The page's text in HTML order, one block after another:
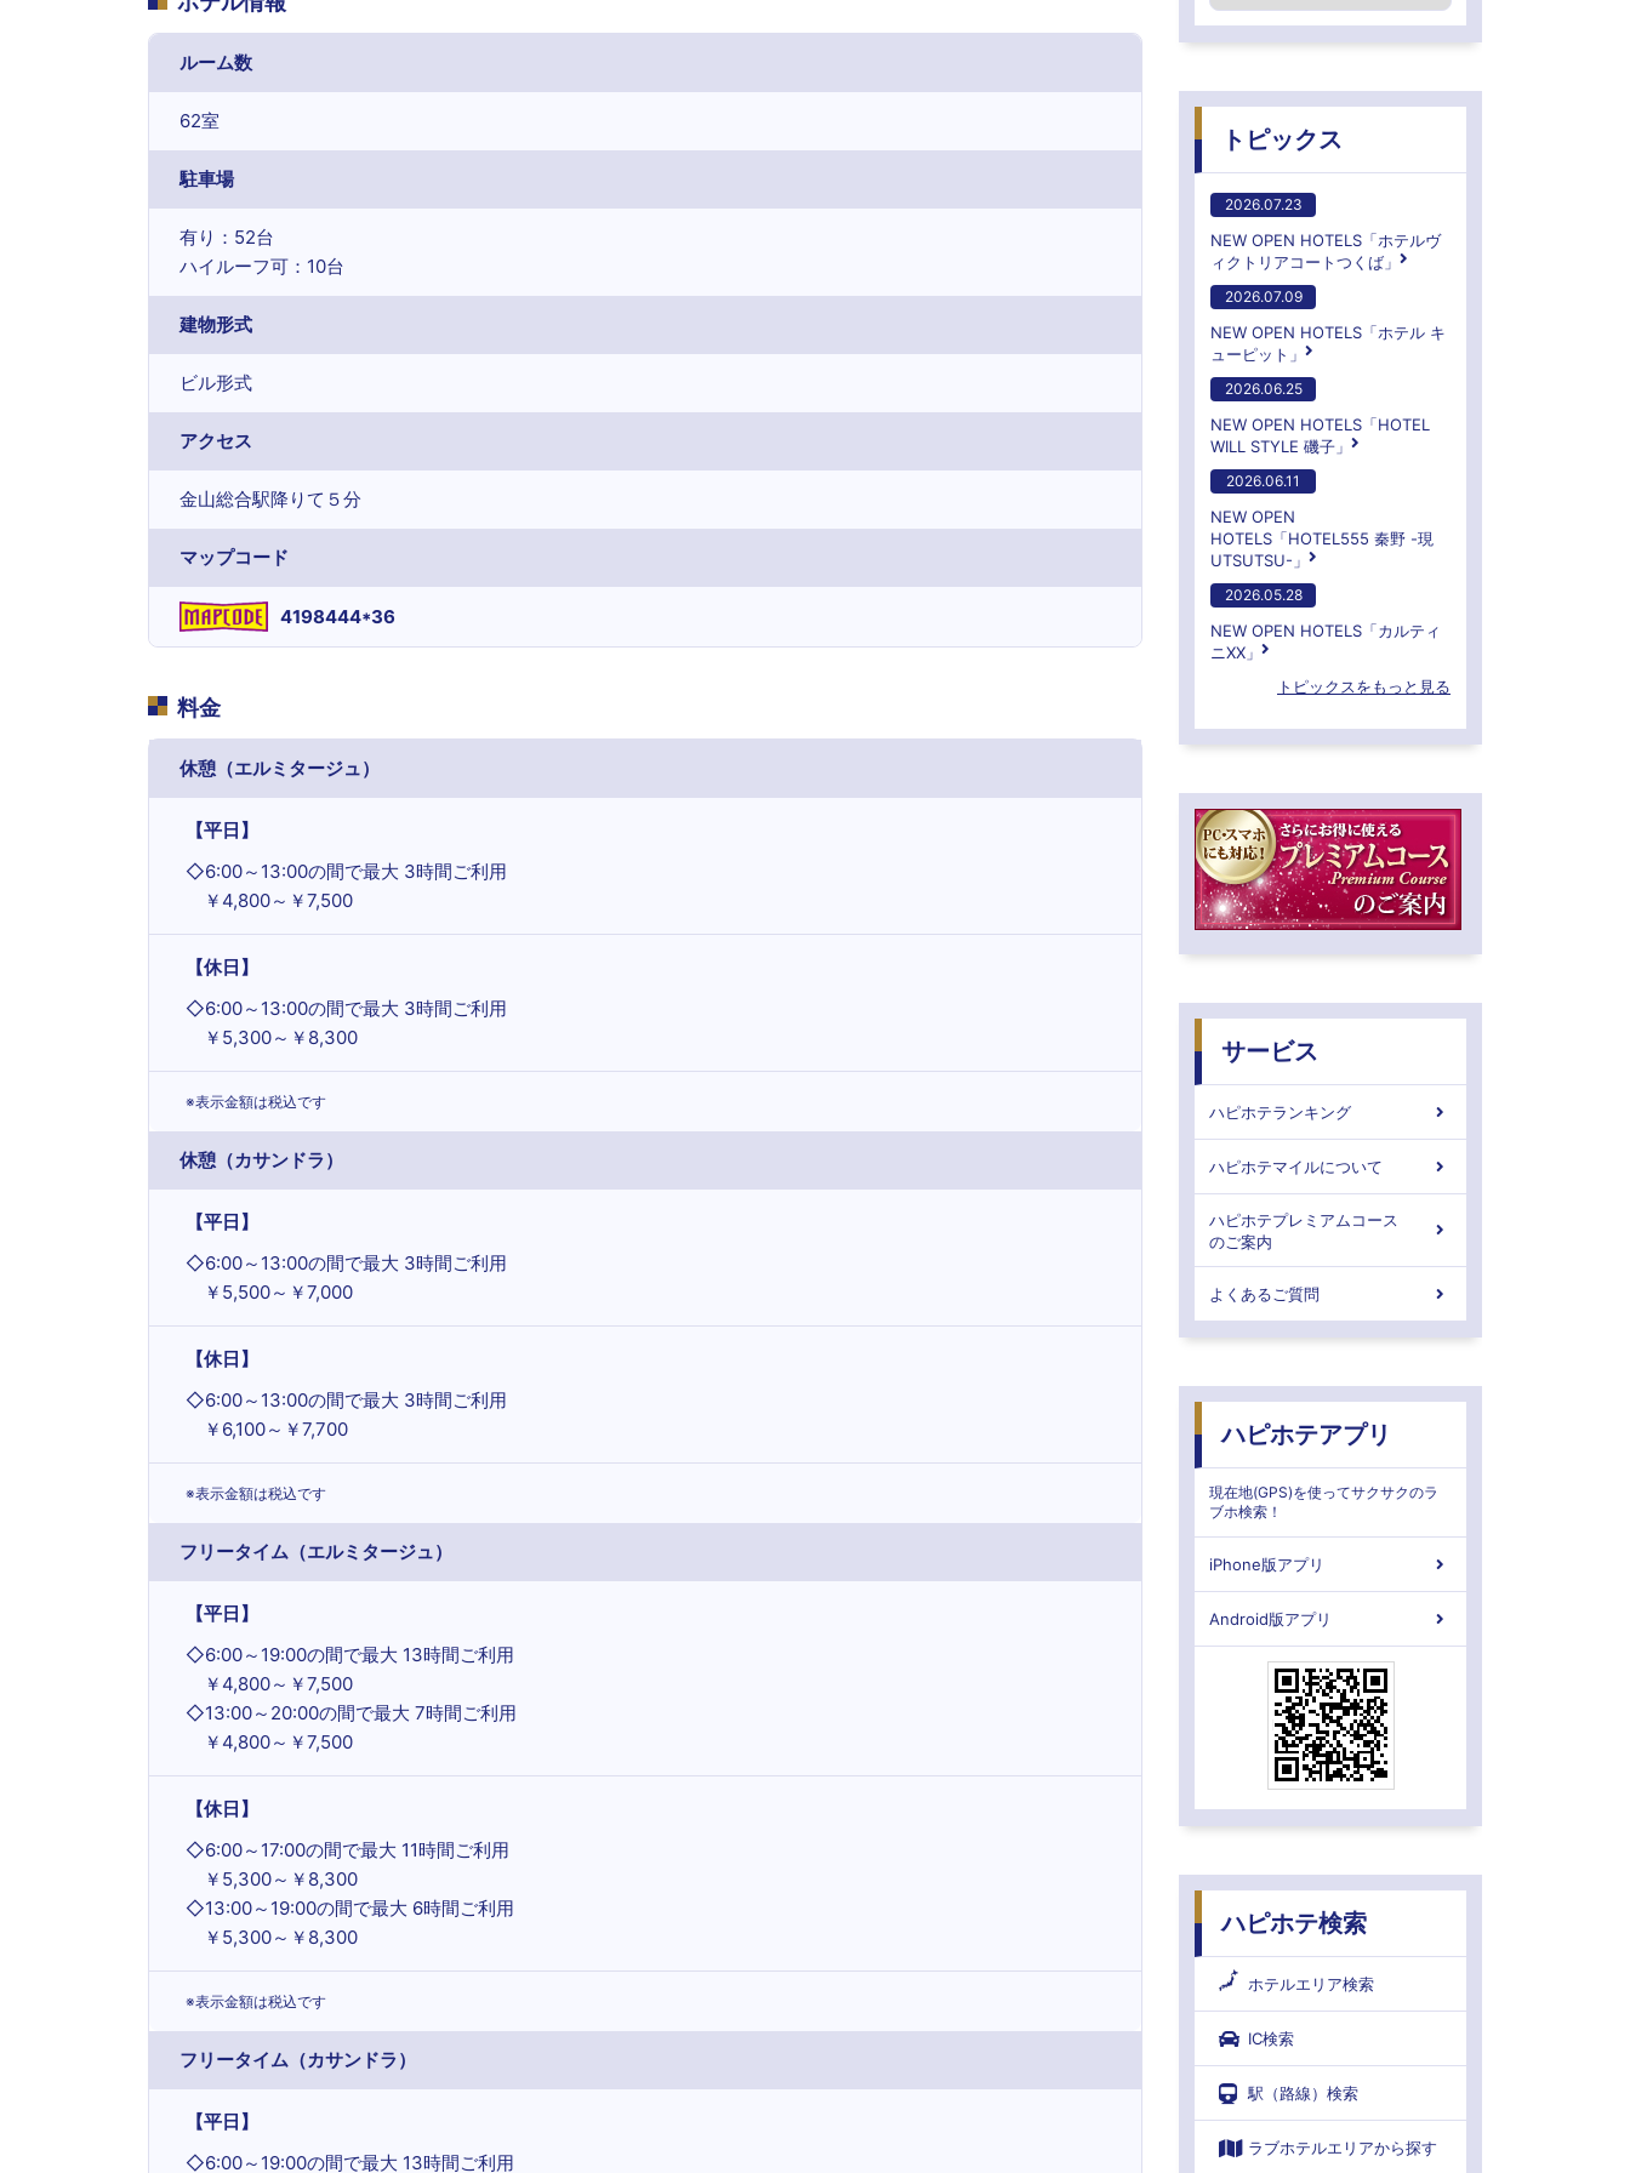
ルーム数
62室
駐車場
有り：52台
ハイルーフ可：10台
建物形式
ビル形式
アクセス
金山総合駅降りて５分
マップコード
4198444*36
料金
休憩（エルミタージュ）
【平日】
◇6:00～13:00の間で最大 3時間ご利用
￥4,800～￥7,500
【休日】
◇6:00～13:00の間で最大 3時間ご利用
￥5,300～￥8,300
※表示金額は税込です
休憩（カサンドラ）
【平日】
◇6:00～13:00の間で最大 3時間ご利用
￥5,500～￥7,000
【休日】
◇6:00～13:00の間で最大 3時間ご利用
￥6,100～￥7,700
※表示金額は税込です
フリータイム（エルミタージュ）
【平日】
◇6:00～19:00の間で最大 13時間ご利用
￥4,800～￥7,500
◇13:00～20:00の間で最大 7時間ご利用
￥4,800～￥7,500
【休日】
◇6:00～17:00の間で最大 11時間ご利用
￥5,300～￥8,300
◇13:00～19:00の間で最大 6時間ご利用
￥5,300～￥8,300
※表示金額は税込です
フリータイム（カサンドラ）
【平日】
◇6:00～19:00の間で最大 13時間ご利用
トピックス
2026.07.23
NEW OPEN HOTELS「ホテルヴ
ィクトリアコートつくば」
2026.07.09
NEW OPEN HOTELS「ホテル キ
ューピット」
2026.06.25
NEW OPEN HOTELS「HOTEL
WILL STYLE 磯子」
2026.06.11
NEW OPEN
HOTELS「HOTEL555 秦野 -現
UTSUTSU-」
2026.05.28
NEW OPEN HOTELS「カルティ
ニXX」
トピックスをもっと見る
サービス
ハピホテランキング
ハピホテマイルについて
ハピホテプレミアムコース
のご案内
よくあるご質問
ハピホテアプリ
現在地(GPS)を使ってサクサクのラ
ブホ検索！
iPhone版アプリ
Android版アプリ
ハピホテ検索
ホテルエリア検索
IC検索
駅（路線）検索
ラブホテルエリアから探す